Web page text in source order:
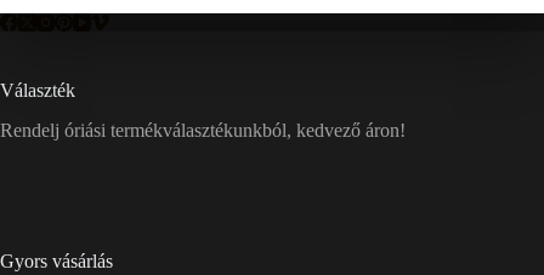
Választék
Rendelj óriási termékválasztékunkból, kedvező áron!
Gyors vásárlás